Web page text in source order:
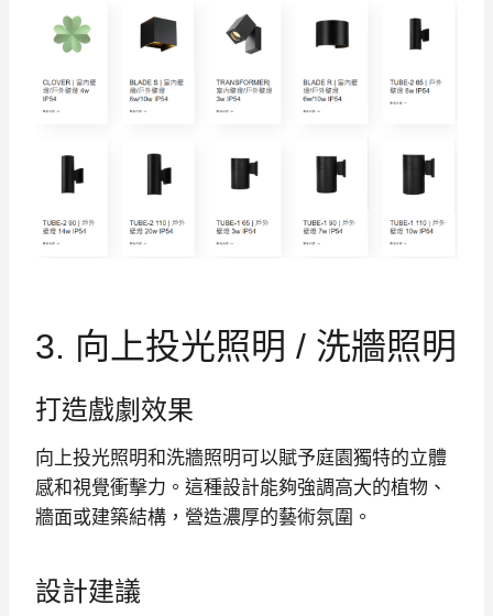
3. 向上投光照明 / 洗牆照明
打造戲劇效果
向上投光照明和洗牆照明可以賦予庭園獨特的立體
感和視覺衝擊力。這種設計能夠強調高大的植物、
牆面或建築結構，營造濃厚的藝術氛圍。
設計建議